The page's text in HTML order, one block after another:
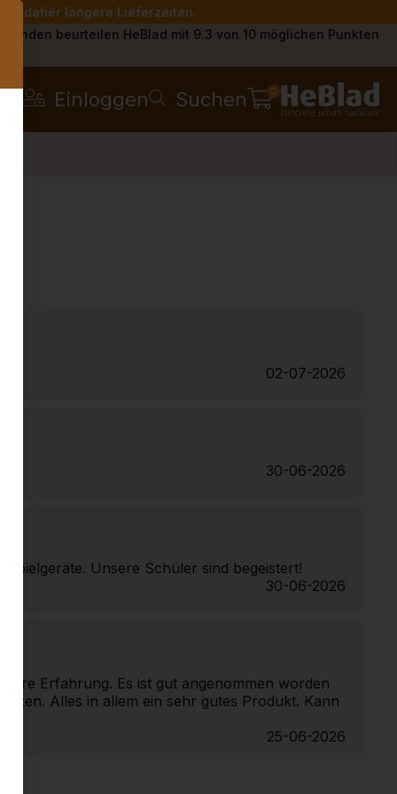
daher längere Lieferzeiten.
Kunden beurteilen HeBlad mit 9.3 von 10 möglichen Punkten
Einloggen Suchen 0
02-07-2026
30-06-2026
Unsere Schüler sind begeistert!
30-06-2026
Erfahrung. Es ist gut angenommen worden
Alles in allem ein sehr gutes Produkt. Kann
25-06-2026